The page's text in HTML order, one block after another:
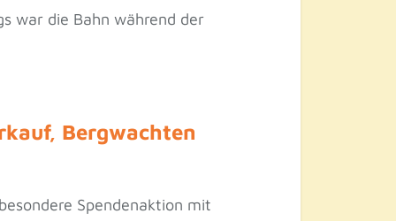
war die Bahn während der
Bergwachten
Spendenaktion mit